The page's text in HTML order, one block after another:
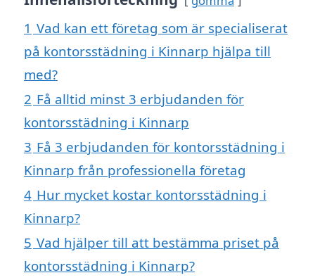
1 Vad kan ett företag som är specialiserat
på kontorsstädning i Kinnarp hjälpa till
med?
2 Få alltid minst 3 erbjudanden för
kontorsstädning i Kinnarp
3 Få 3 erbjudanden för kontorsstädning i
Kinnarp från professionella företag
4 Hur mycket kostar kontorsstädning i
Kinnarp?
5 Vad hjälper till att bestämma priset på
kontorsstädning i Kinnarp?